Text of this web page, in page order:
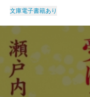
文庫電子書籍あり